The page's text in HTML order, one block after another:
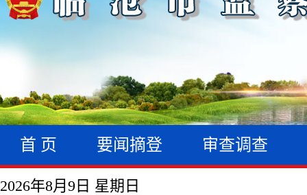
首 页 要闻摘登 审查调查
2026年8月9日 星期日